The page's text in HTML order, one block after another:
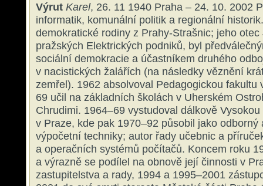
Výrut Karel, 26. 11 1940 Praha – 24. 10. 2002
informatik, komunální politik a regionální
demokratické rodiny z Prahy-Strašnic; jeho
pražských Elektrických podniků, byl
sociální demokracie a účastníkem druhého
v nacistických žalářích (na následky věznění
zemřel). 1962 absolvoval Pedagogickou fakultu
69 učil na základních školách v Uherském
Chrudimi. 1964–69 vystudoval dálkově
v Praze, kde pak 1970–92 působil jako odborný
výpočetní techniky; autor řady učebnic a
a operačních systémů počítačů. Koncem roku
a výrazně se podílel na obnově její činnosti v
zastupitelstva a rady, 1994 a 1995–2001